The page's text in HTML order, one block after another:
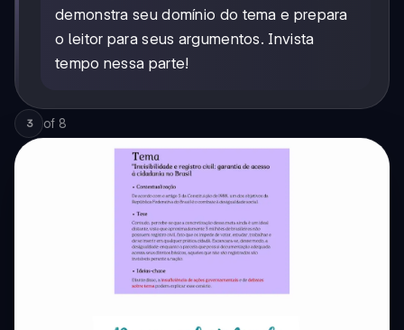
demonstra seu domínio do tema e prepara
o leitor para seus argumentos. Invista
tempo nessa parte!
3 of 8